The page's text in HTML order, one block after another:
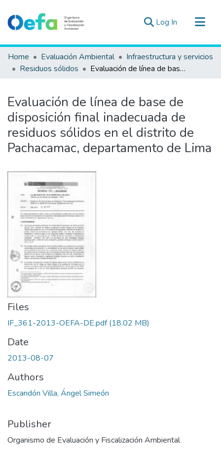
Log In (current)
Communities & Collections
All of DSpace
Estad. Externas
Guias ▾
Home Evaluación Ambiental
Infraestructura y servicios
Residuos sólidos
Evaluación de línea de base de disposición final inadecuada de residuos sólidos en el distrito de Pachacamac, departamento de Lima
Evaluación de línea de base de
disposición final inadecuada de
residuos sólidos en el distrito de
Pachacamac, departamento de Lima
Files
IF_361-2013-OEFA-DE.pdf(18.02 MB)
Date
2013-08-07
Authors
Escandón Villa, Ángel Simeón
Publisher
Organismo de Evaluación y Fiscalización Ambiental